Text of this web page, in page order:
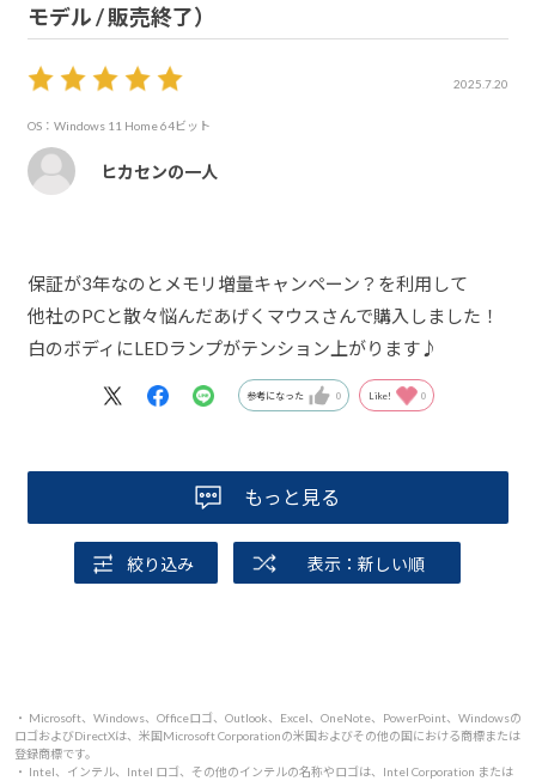
モデル / 販売終了）
2025.7.20
OS：Windows 11 Home 64ビット
ヒカセンの一人
保証が3年なのとメモリ増量キャンペーン？を利用して
他社のPCと散々悩んだあげくマウスさんで購入しました！
白のボディにLEDランプがテンション上がります♪
参考になった 0 Like! 0
もっと見る
絞り込み 表示：新しい順
・ Microsoft、Windows、Officeロゴ、Outlook、Excel、OneNote、PowerPoint、Windowsの
ロゴおよびDirectXは、米国Microsoft Corporationの米国およびその他の国における商標または
登録商標です。
・ Intel、インテル、Intel ロゴ、その他のインテルの名称やロゴは、Intel Corporation または